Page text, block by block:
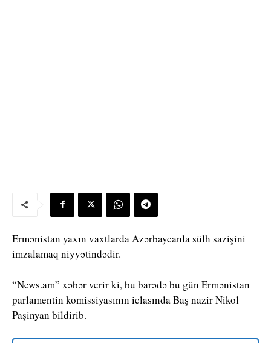
Ermənistan yaxın vaxtlarda Azərbaycanla sülh sazişini
imzalamaq niyyətindədir.
“News.am” xəbər verir ki, bu barədə bu gün Ermənistan
parlamentin komissiyasının iclasında Baş nazir Nikol
Paşinyan bildirib.